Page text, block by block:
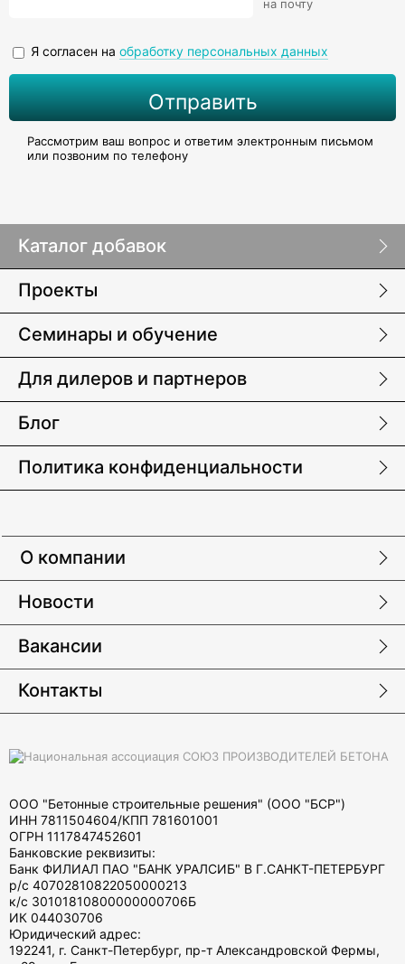
на почту
Я согласен на обработку персональных данных
Рассмотрим ваш вопрос и ответим электронным письмом
или позвоним по телефону
О компании
Новости
Вакансии
Контакты
Каталог добавок
Проекты
Семинары и обучение
Для дилеров и партнеров
Блог
Политика конфиденциальности
ООО "Бетонные строительные решения" (ООО "БСР")
ИНН 7811504604/КПП 781601001
ОГРН 1117847452601
Банковские реквизиты:
Банк ФИЛИАЛ ПАО "БАНК УРАЛСИБ" В Г.САНКТ-ПЕТЕРБУРГ
р/с 40702810822050000213
к/с 30101810800000000706Б
ИК 044030706
Юридический адрес:
192241, г. Санкт-Петербург, пр-т Александровской Фермы,